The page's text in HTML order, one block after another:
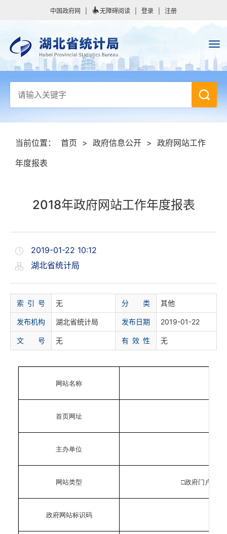
中国政府网 无障碍阅读 登录 注册
当前位置： 首页 > 政府信息公开 > 政府网站工作
年度报表
2018年政府网站工作年度报表
2019-01-22 10:12
湖北省统计局
索 引 号 无 分 类 其他
发布机构 湖北省统计局 发布日期 2019-01-22
文 号 无 有 效 性 无
网站名称
首页网址
主办单位
网站类型 □政府门户
政府网站标识码